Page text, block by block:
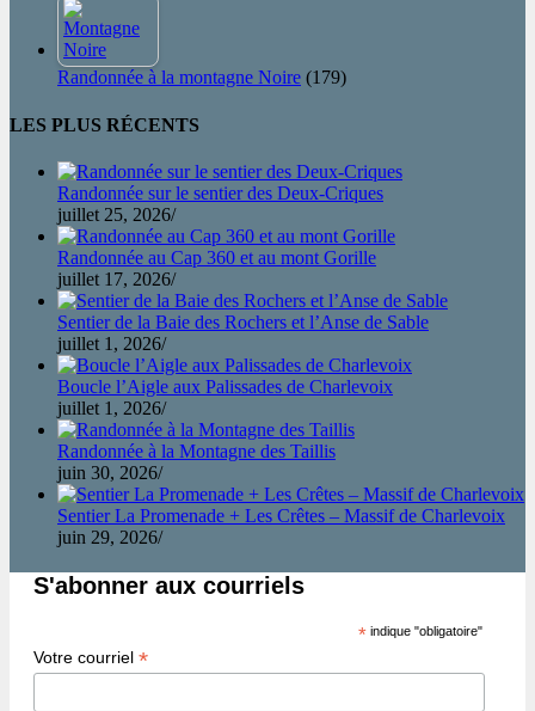
Randonnée à la montagne Noire (179)
LES PLUS RÉCENTS
Randonnée sur le sentier des Deux-Criques
juillet 25, 2026/
Randonnée au Cap 360 et au mont Gorille
juillet 17, 2026/
Sentier de la Baie des Rochers et l’Anse de Sable
juillet 1, 2026/
Boucle l’Aigle aux Palissades de Charlevoix
juillet 1, 2026/
Randonnée à la Montagne des Taillis
juin 30, 2026/
Sentier La Promenade + Les Crêtes – Massif de Charlevoix
juin 29, 2026/
S'abonner aux courriels
* indique "obligatoire"
Votre courriel *